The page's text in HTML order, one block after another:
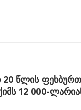
წლის
12 000-